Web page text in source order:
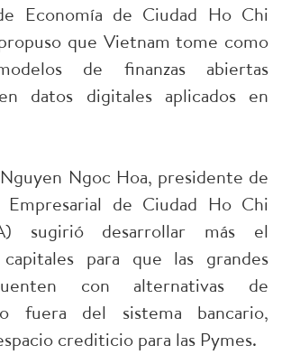
Economía de Ciudad Ho Chi
que Vietnam tome como
de finanzas abiertas
datos digitales aplicados en
Ngoc Hoa, presidente de
Empresarial de Ciudad Ho Chi
sugirió desarrollar más el
para que las grandes
con alternativas de
fuera del sistema bancario,
crediticio para las Pymes.